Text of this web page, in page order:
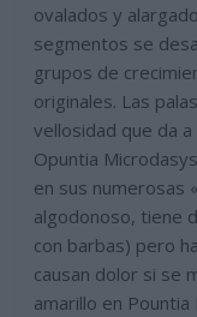
ovalados y
segmentos se
grupos de
originales. Las
vellosidad que da
Opuntia
en sus numerosas
algodonoso, tiene
con barbas) pero
causan dolor si se
amarillo en